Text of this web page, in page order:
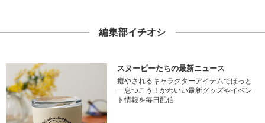
編集部イチオシ
スヌーピーたちの最新ニュース
癒やされるキャラクターアイテムでほっと
一息つこう！かわいい最新グッズやイベン
ト情報を毎日配信